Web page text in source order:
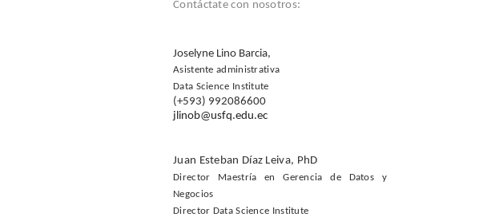
Contáctate con nosotros:
Joselyne Lino Barcia,
Asistente administrativa
Data Science Institute
(+593) 992086600
jlinob@usfq.edu.ec
Juan Esteban Díaz Leiva, PhD
Director Maestría en Gerencia de Datos y
Negocios
Director Data Science Institute